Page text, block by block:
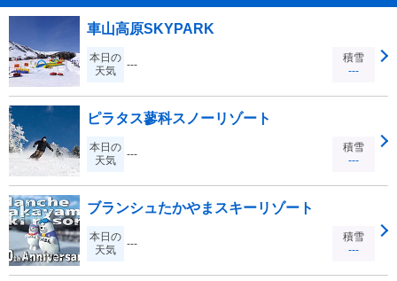
車山高原SKYPARK
本日の
天気
---
積雪
---
ピラタス蓼科スノーリゾート
本日の
天気
---
積雪
---
ブランシュたかやまスキーリゾート
本日の
天気
---
積雪
---